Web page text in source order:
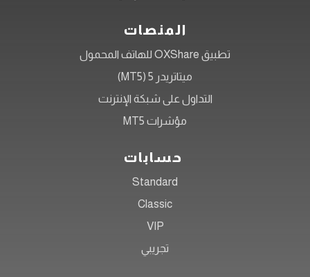
المنصات
تطبيق OXShare للهاتف المحمول
ميتاتريدر 5 (MT5)
التداول على شبكة الإنترنت
مؤشرات MT5
حسابات
Standard
Classic
VIP
تجريبي